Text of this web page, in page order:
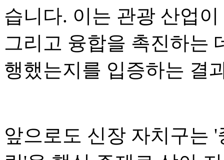
습니다. 이는 관광 산업
그리고 융합을 촉진하는
행했는지를 입증하는 결
앞으로도 신장 자치구는